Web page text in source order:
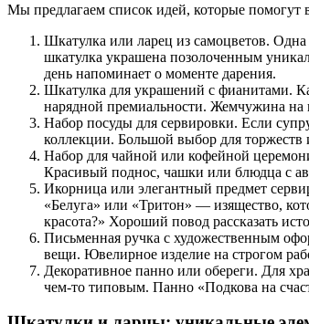
Мы предлагаем список идей, которые помогут
Шкатулка или ларец из самоцветов.
шкатулка украшена позолоченным
день напоминает о моменте дарения.
Шкатулка для украшений с фианитами.
нарядной премиальности. Жемчужина
Набор посуды для сервировки. Если
коллекции. Большой выбор для
Набор для чайной или кофейной
Красивый поднос, чашки или блюдца с
Икорница или элегантный предмет
«Белуга» или «Тритон» — изящество,
красота?» Хороший повод рассказать
Письменная ручка с художественным
вещи. Ювелирное изделие на строгом
Декоративное панно или обереги. Для
чем-то типовым. Панно «Подкова на